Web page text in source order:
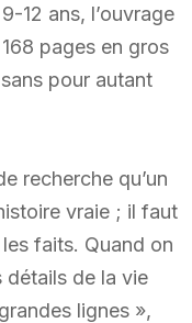
12 ans, l’ouvrage
pages en gros
pour autant
recherche qu’un
vraie ; il faut
faits. Quand on
détails de la vie
lignes »,